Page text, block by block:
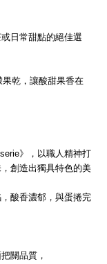
日常甜點的絕佳選
乾，讓酸甜果香在
》，以職人精神打
創造出獨具特色的美
酸香濃郁，與蛋捲完
關品質，